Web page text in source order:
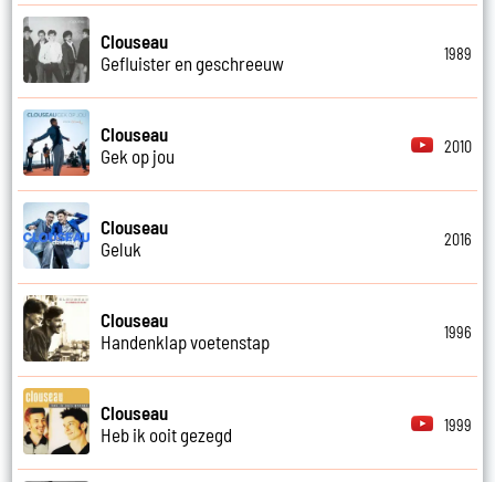
Clouseau
Gefluister en geschreeuw
1989
Clouseau
Gek op jou
2010
Clouseau
Geluk
2016
Clouseau
Handenklap voetenstap
1996
Clouseau
Heb ik ooit gezegd
1999